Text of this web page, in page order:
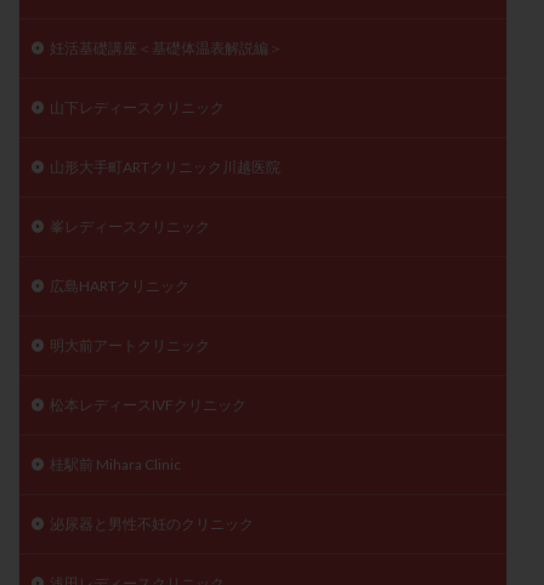
妊活基礎講座＜基礎体温表解説編＞
山下レディースクリニック
山形大手町ARTクリニック川越医院
峯レディースクリニック
広島HARTクリニック
明大前アートクリニック
松本レディースIVFクリニック
桂駅前 Mihara Clinic
泌尿器と男性不妊のクリニック